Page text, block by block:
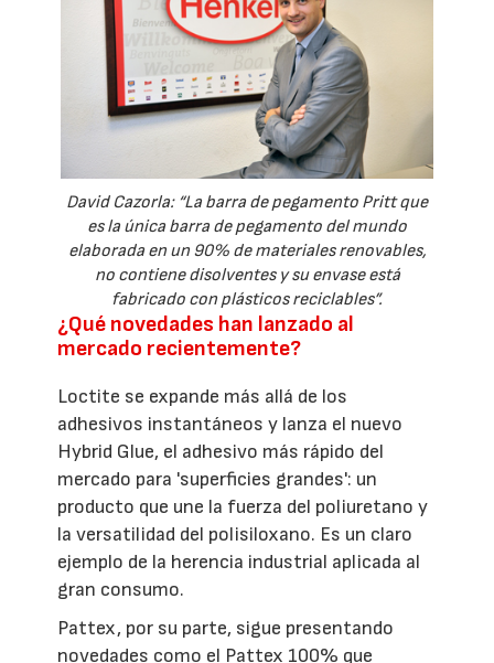
David Cazorla: “La barra de pegamento Pritt que
es la única barra de pegamento del mundo
elaborada en un 90% de materiales renovables,
no contiene disolventes y su envase está
fabricado con plásticos reciclables”.
¿Qué novedades han lanzado al
mercado recientemente?
Loctite se expande más allá de los
adhesivos instantáneos y lanza el nuevo
Hybrid Glue, el adhesivo más rápido del
mercado para 'superficies grandes': un
producto que une la fuerza del poliuretano y
la versatilidad del polisiloxano. Es un claro
ejemplo de la herencia industrial aplicada al
gran consumo.
Pattex, por su parte, sigue presentando
novedades como el Pattex 100% que